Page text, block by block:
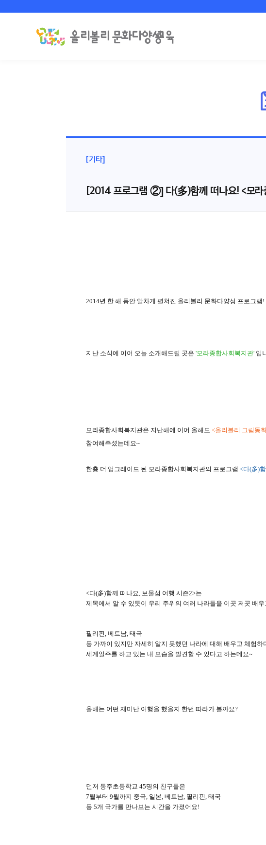
[기타]
[2014 프로그램 ②] 다(多)함께 떠나요! <모라
2014년 한 해 동안 알차게 펼쳐진 올리볼리 문화다양성 프로그램 !
지난 소식에 이어 오늘 소개해드릴 곳은'모라종합사회복지관' 입
모라종합사회복지관은 지난해에 이어 올해도<올리볼리 그림동
참여해주셨는데요~
한층 더 업그레이드 된 모라종합사회복지관의 프로그램<다(多)
<다(多)함께 떠나요, 보물섬 여행 시즌2>는
제목에서 알 수 있듯이 우리 주위의 여러 나라들을 이곳 저곳 배
필리핀 ,베트남 ,태국
등 가까이 있지만 자세히 알지 못했던 나라에 대해 배우고 체험하
세계일주를 하고 있는 내 모습을 발견할 수 있다고 하는데요~
올해는 어떤 재미난 여행을 했을지 한번 따라가 볼까요?
먼저 동주초등학교 45명의 친구들은
7월부터9월까지 중국 일본 ,베트남 필리핀 ,태국
등 5개 국가를 만나보는 시간을 가졌어요 !